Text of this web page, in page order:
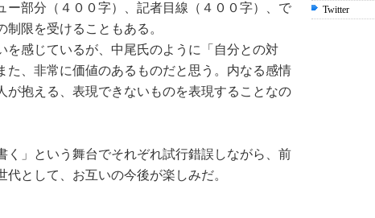
ー部分（４００字）、記者目線（４００字）、で
限を受けることもある。
を感じているが、中尾氏のように「自分との対
た、非常に価値のあるものだと思う。内なる感情
が抱える、表現できないものを表現することなの
く」という舞台でそれぞれ試行錯誤しながら、前
として、お互いの今後が楽しみだ。
Twitter